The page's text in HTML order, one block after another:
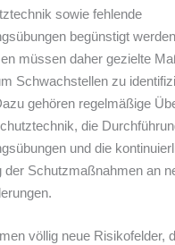
sowie fehlende
begünstigt
müssen daher gezielte
Schwachstellen zu
gehören regelmäßige
die
und die
der Schutzmaßnahmen an
völlig neue Risikofelder,